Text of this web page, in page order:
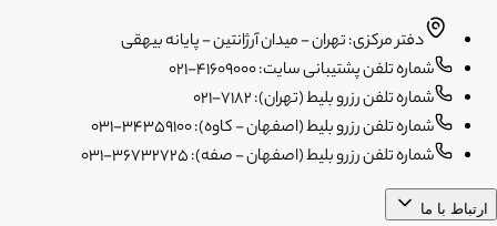
دفتر مرکزی: تهران - میدان آرژانتین - پایانه بیهقی
شماره تلفن پشتیبانی سایت: 41609000-021
شماره تلفن رزرو بلیط (تهران): 7182-021
شماره تلفن رزرو بلیط (اصفهان - کاوه): 34359100-031
شماره تلفن رزرو بلیط (اصفهان - صفه): 36732725-031
ارتباط با ما